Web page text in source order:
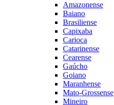
Amazonense
Baiano
Brasiliense
Capixaba
Carioca
Catarinense
Cearense
Gaúcho
Goiano
Maranhense
Mato-Grossense
Mineiro